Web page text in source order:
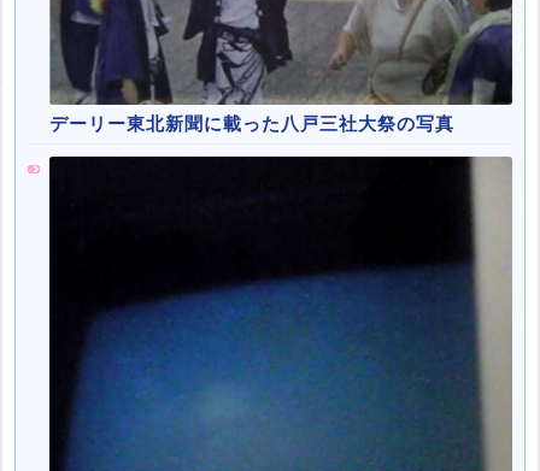
デーリー東北新聞に載った八戸三社大祭の写真